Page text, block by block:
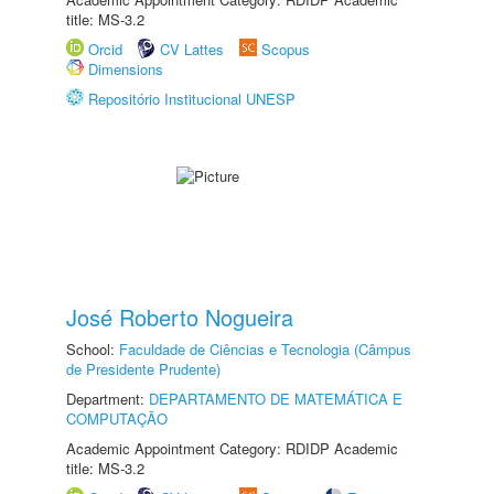
title: MS-3.2
Orcid
CV Lattes
Scopus
Dimensions
Repositório Institucional UNESP
José Roberto Nogueira
School: Faculdade de Ciências e Tecnologia (Câmpus
de Presidente Prudente)
Department: DEPARTAMENTO DE MATEMÁTICA E
COMPUTAÇÃO
Academic Appointment Category: RDIDP Academic
title: MS-3.2